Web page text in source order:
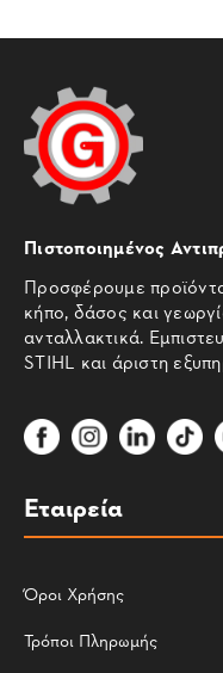
Πιστοποιημένος
Προσφέρουμε
κήπο, δάσος και
ανταλλακτικά.
STIHL και άριστη
Εταιρεία
Όροι Χρήσης
Τρόποι Πληρωμής